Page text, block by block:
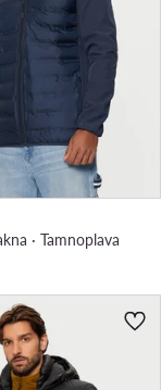
· Tamnoplava